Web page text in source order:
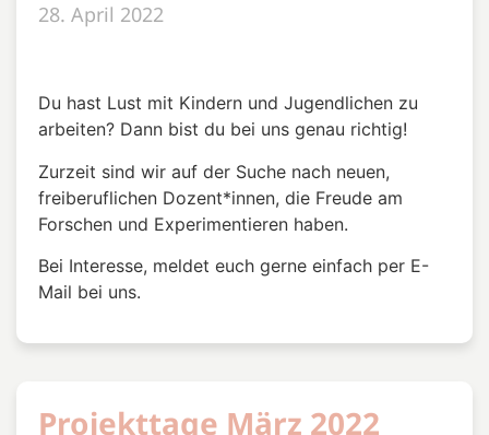
28. April 2022
Du hast Lust mit Kindern und Jugendlichen zu
arbeiten? Dann bist du bei uns genau richtig!
Zurzeit sind wir auf der Suche nach neuen,
freiberuflichen Dozent*innen, die Freude am
Forschen und Experimentieren haben.
Bei Interesse, meldet euch gerne einfach per E-
Mail bei uns.
Projekttage März 2022